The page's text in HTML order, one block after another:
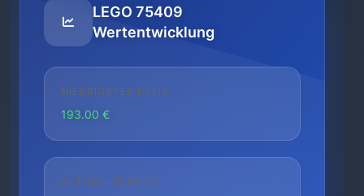
LEGO 75409
Wertentwicklung
NIEDRIGSTER PREIS
193.00 €
AKTUELLER PREIS